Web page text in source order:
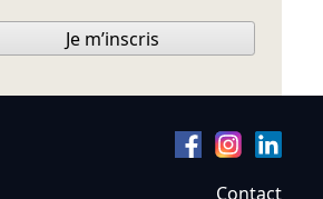
Je m’inscris
Contact